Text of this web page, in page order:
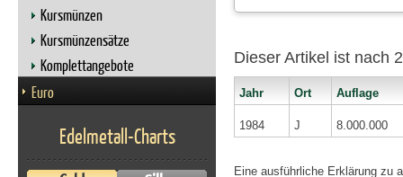
Kursmünzen
Kursmünzensätze
Komplettangebote
Euro
Edelmetall-Charts
Dieser Artikel ist nach
Jahr Ort Auflage
1984 J 8.000.000
Eine ausführliche Erklärung zu